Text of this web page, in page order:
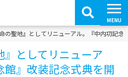
MENU
命の聖地』としてリニューアル。『中内㓛記念
』としてリニューア
館』改装記念式典を開